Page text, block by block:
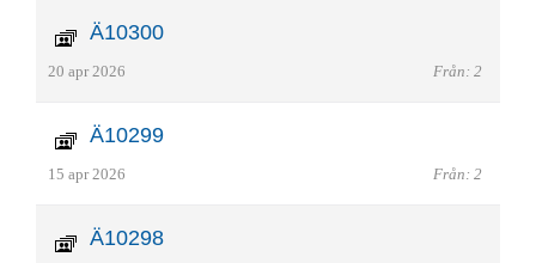
Ä10300
20 apr 2026 Från: 2
Ä10299
15 apr 2026 Från: 2
Ä10298